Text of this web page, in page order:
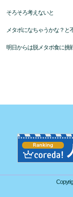
そろそろ考えないと
メタボになちゃうかな？と
明日からは脱メタボ食に挑